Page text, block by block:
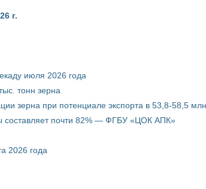
г.
июля 2026 года
тонн зерна
зерна при потенциале экспорта в 53,8-58,5
составляет почти 82% — ФГБУ «ЦОК АПК»
2026 года